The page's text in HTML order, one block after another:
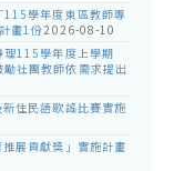
115學年度東區教師專
畫1份2026-08-10
理115學年度上學期
勵社團教師依需求提出
住民語歌謠比賽實施
展貢獻獎」實施計畫